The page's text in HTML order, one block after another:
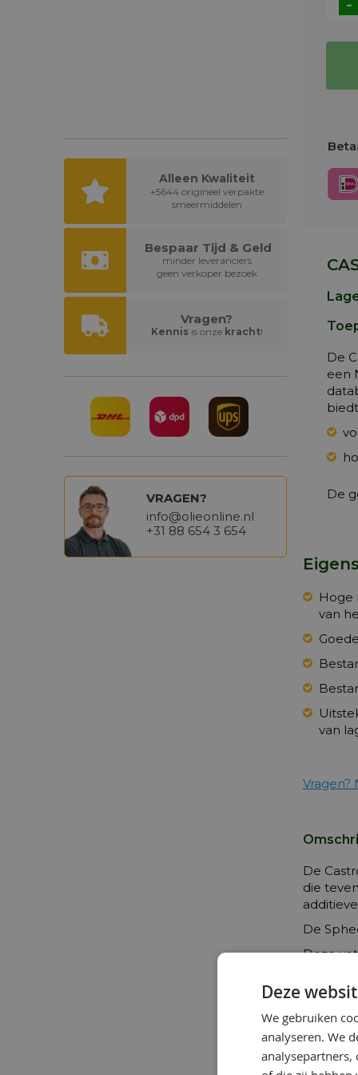
-
Alleen Kwaliteit
+5644 origineel verpakte
smeermiddelen
Bespaar Tijd & Geld
minder leveranciers
geen verkoper bezoek
Vragen?
Kennisis onze kracht!
VRAGEN?
info@olieonline.nl
+31 88 654 3 654
De
een
De
Hoge
van
van
De
die
De
Deze
water.
de
De
die
is tussen
Deze
We gebruiken
analyseren. We